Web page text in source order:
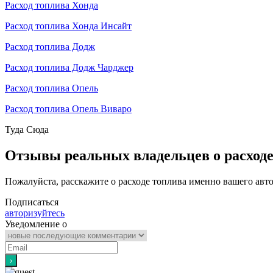
Расход топлива Хонда
Расход топлива Хонда Инсайт
Расход топлива Додж
Расход топлива Додж Чарджер
Расход топлива Опель
Расход топлива Опель Виваро
Туда Сюда
Отзывы реальных владельцев о расходе
Пожалуйста, расскажите о расходе топлива именно вашего
Подписаться
авторизуйтесь
Уведомление о